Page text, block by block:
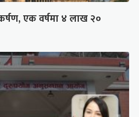
एक वर्षमा ४ लाख २०